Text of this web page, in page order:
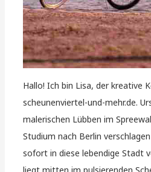
Hallo! Ich bin Lisa, der kreative
scheunenviertel-und-mehr.de.
malerischen Lübben im
Studium nach Berlin
sofort in diese lebendige Stadt